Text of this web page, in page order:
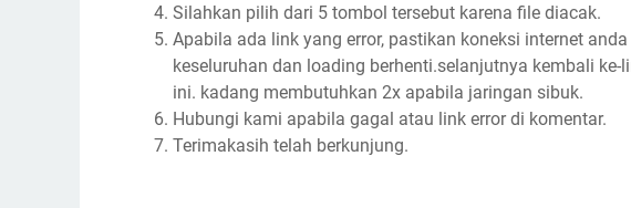
Silahkan pilih dari 5 tombol tersebut karena file diacak.
Apabila ada link yang error, pastikan koneksi internet
keseluruhan dan loading berhenti.selanjutnya kembali
ini. kadang membutuhkan 2x apabila jaringan sibuk.
Hubungi kami apabila gagal atau link error di komentar.
Terimakasih telah berkunjung.